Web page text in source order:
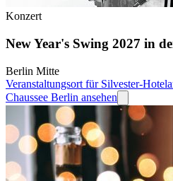
Konzert
New Year's Swing 2027 in
Berlin Mitte
Veranstaltungsort für Silvester-
Chaussee Berlin ansehen